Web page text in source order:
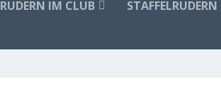
RUDERN IM CLUB STAFFELRUDERN